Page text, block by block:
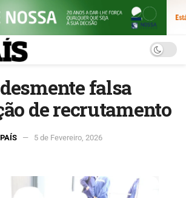
falsa
de recrutamento
5 de Fevereiro, 2026